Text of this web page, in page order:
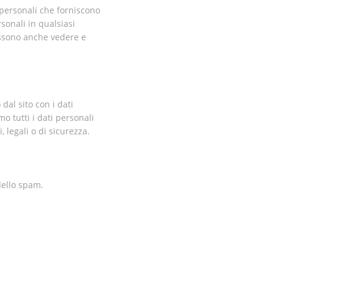
che forniscono
in qualsiasi
anche vedere e
dal sito con i dati
tutti i dati personali
legali o di sicurezza.
spam.